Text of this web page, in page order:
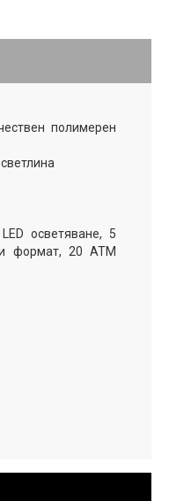
полимерен
осветяване, 5
формат, 20 ATM